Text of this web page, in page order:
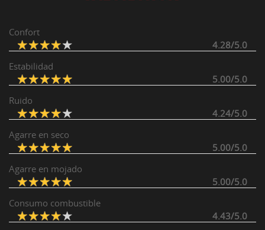
Confort
4.28/5.0
Estabilidad
5.00/5.0
Ruido
4.24/5.0
Agarre en seco
5.00/5.0
Agarre en mojado
5.00/5.0
Consumo combustible
4.43/5.0